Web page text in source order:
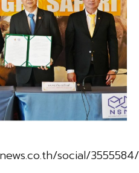
social/3555584/